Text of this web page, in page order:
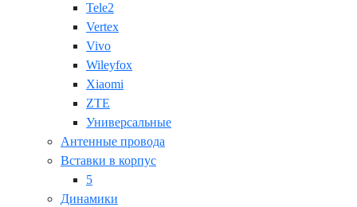
Tele2
Vertex
Vivo
Wileyfox
Xiaomi
ZTE
Универсальные
Антенные провода
Вставки в корпус
5
Динамики